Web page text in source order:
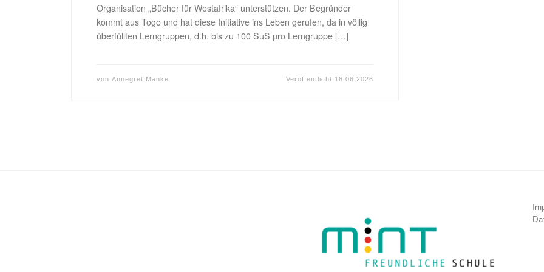
Organisation „Bücher für Westafrika“ unterstützen. Der Begründer
kommt aus Togo und hat diese Initiative ins Leben gerufen, da in völlig
überfüllten Lerngruppen, d.h. bis zu 100 SuS pro Lerngruppe […]
von Annegret Manke Veröffentlicht 16.06.2026